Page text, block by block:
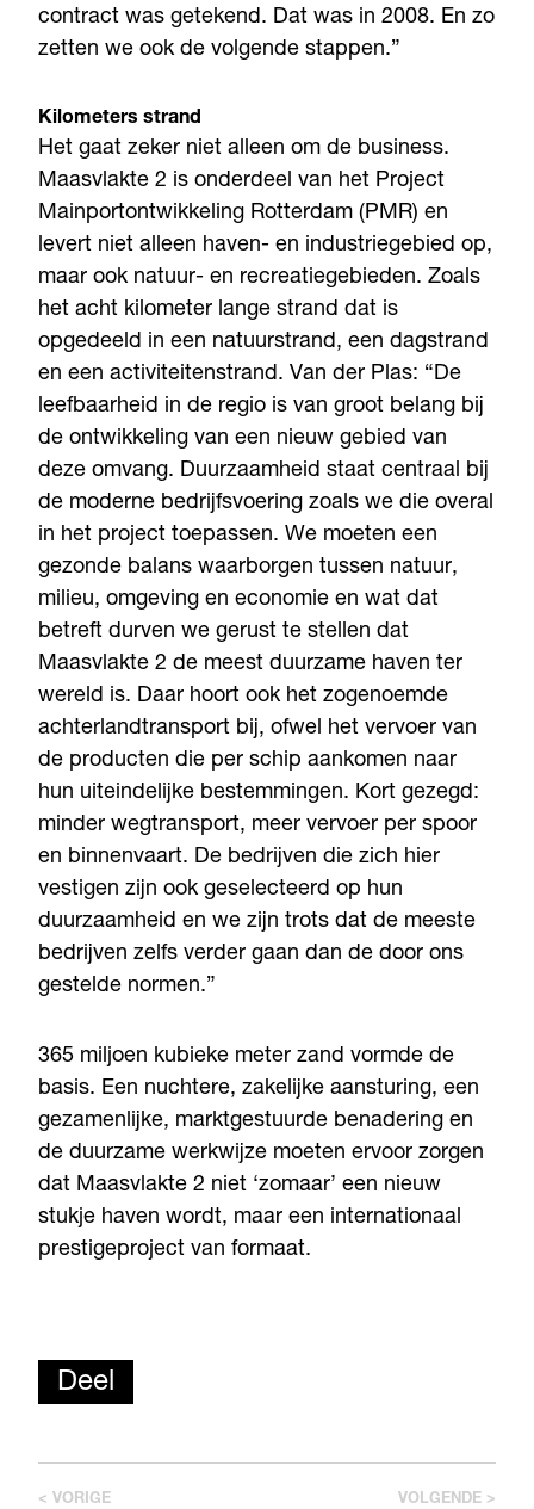
contract was getekend. Dat was in 2008. En zo
zetten we ook de volgende stappen.”
Kilometers strand
Het gaat zeker niet alleen om de business.
Maasvlakte 2 is onderdeel van het Project
Mainportontwikkeling Rotterdam (PMR) en
levert niet alleen haven- en industriegebied op,
maar ook natuur- en recreatiegebieden. Zoals
het acht kilometer lange strand dat is
opgedeeld in een natuurstrand, een dagstrand
en een activiteitenstrand. Van der Plas: “De
leefbaarheid in de regio is van groot belang bij
de ontwikkeling van een nieuw gebied van
deze omvang. Duurzaamheid staat centraal bij
de moderne bedrijfsvoering zoals we die overal
in het project toepassen. We moeten een
gezonde balans waarborgen tussen natuur,
milieu, omgeving en economie en wat dat
betreft durven we gerust te stellen dat
Maasvlakte 2 de meest duurzame haven ter
wereld is. Daar hoort ook het zogenoemde
achterlandtransport bij, ofwel het vervoer van
de producten die per schip aankomen naar
hun uiteindelijke bestemmingen. Kort gezegd:
minder wegtransport, meer vervoer per spoor
en binnenvaart. De bedrijven die zich hier
vestigen zijn ook geselecteerd op hun
duurzaamheid en we zijn trots dat de meeste
bedrijven zelfs verder gaan dan de door ons
gestelde normen.”
365 miljoen kubieke meter zand vormde de
basis. Een nuchtere, zakelijke aansturing, een
gezamenlijke, marktgestuurde benadering en
de duurzame werkwijze moeten ervoor zorgen
dat Maasvlakte 2 niet ‘zomaar’ een nieuw
stukje haven wordt, maar een internationaal
prestigeproject van formaat.
Deel
< VORIGE VOLGENDE >